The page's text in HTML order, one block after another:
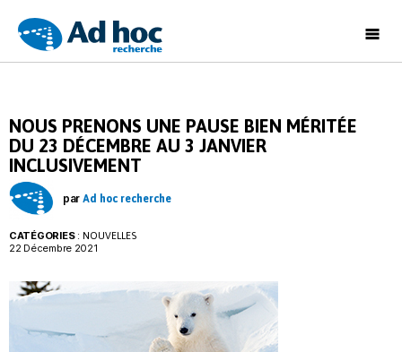
Ad
NOUS PRENONS UNE PAUSE BIEN MÉRITÉE
DU 23 DÉCEMBRE AU 3 JANVIER
INCLUSIVEMENT
par Ad hoc recherche
CATÉGORIES: NOUVELLES
22 Décembre 2021